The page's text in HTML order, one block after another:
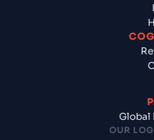
Global
OUR